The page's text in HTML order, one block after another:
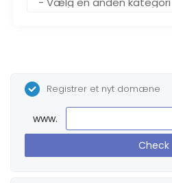
Registrer et nyt domæne
www.
Check